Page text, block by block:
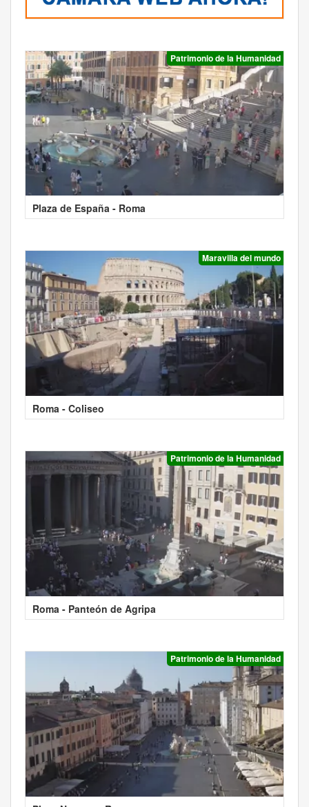
Patrimonio de la Humanidad
Plaza de España - Roma
Maravilla del mundo
Roma - Coliseo
Patrimonio de la Humanidad
Roma - Panteón de Agripa
Patrimonio de la Humanidad